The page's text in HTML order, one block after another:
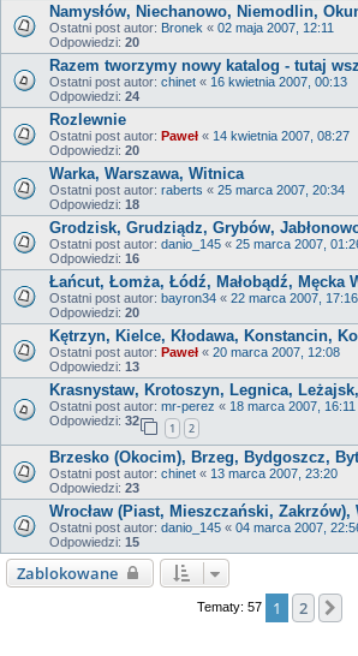
Namysłów, Niechanowo, Niemodlin,
Ostatni post autor: Bronek « 02 maja 2007, 12:11
Odpowiedzi: 20
Razem tworzymy nowy katalog - tutaj
Ostatni post autor: chinet « 16 kwietnia 2007, 00:13
Odpowiedzi: 24
Rozlewnie
Ostatni post autor: Paweł « 14 kwietnia 2007, 08:27
Odpowiedzi: 20
Warka, Warszawa, Witnica
Ostatni post autor: raberts « 25 marca 2007, 20:34
Odpowiedzi: 18
Grodzisk, Grudziądz, Grybów,
Ostatni post autor: danio_145 « 25 marca 2007,
Odpowiedzi: 16
Łańcut, Łomża, Łódź, Małobądź, Męcka
Ostatni post autor: bayron34 « 22 marca 2007, 17:16
Odpowiedzi: 20
Kętrzyn, Kielce, Kłodawa, Konstancin,
Ostatni post autor: Paweł « 20 marca 2007, 12:08
Odpowiedzi: 13
Krasnystaw, Krotoszyn, Legnica,
Ostatni post autor: mr-perez « 18 marca 2007, 16:11
Odpowiedzi: 32
1 2
Brzesko (Okocim), Brzeg, Bydgoszcz,
Ostatni post autor: chinet « 13 marca 2007, 23:20
Odpowiedzi: 23
Wrocław (Piast, Mieszczański, Zakrzów),
Ostatni post autor: danio_145 « 04 marca 2007,
Odpowiedzi: 15
Zablokowane
Tematy: 57 1 2